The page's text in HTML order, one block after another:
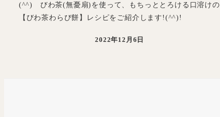
(^^) びわ茶(無憂扇)を使って、もちっととろける口溶けの
【びわ茶わらび餅】レシピをご紹介します!(^^)!
投稿日
2022年12月6日